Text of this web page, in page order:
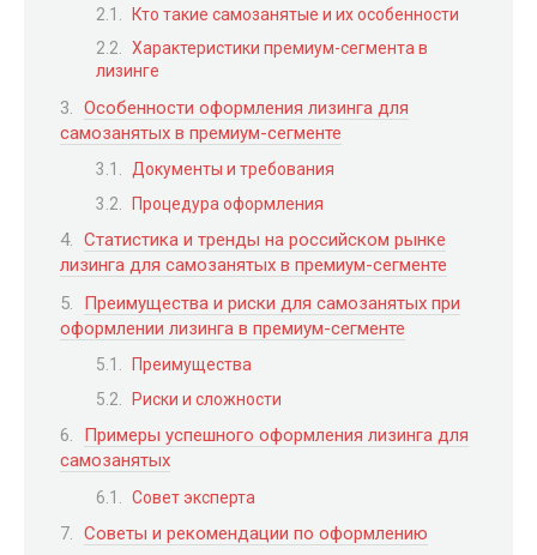
Кто такие самозанятые и их особенности
Характеристики премиум-сегмента в
лизинге
Особенности оформления лизинга для
самозанятых в премиум-сегменте
Документы и требования
Процедура оформления
Статистика и тренды на российском рынке
лизинга для самозанятых в премиум-сегменте
Преимущества и риски для самозанятых при
оформлении лизинга в премиум-сегменте
Преимущества
Риски и сложности
Примеры успешного оформления лизинга для
самозанятых
Совет эксперта
Советы и рекомендации по оформлению